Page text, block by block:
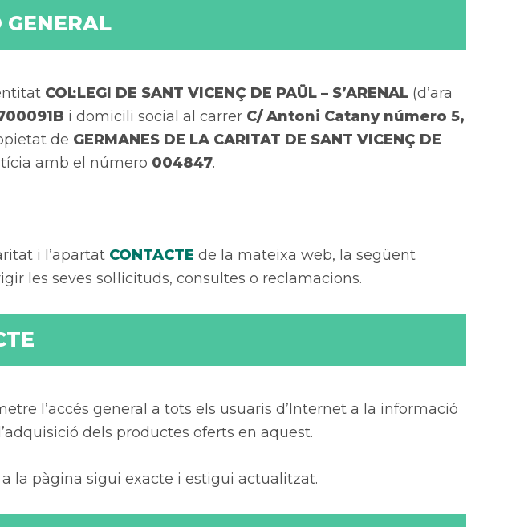
COL·LEGI DE SANT VICENÇ DE PAÜL – S’ARENAL (d’ara
i domicili social al carrer C/ Antoni Catany número 5,
de GERMANES DE LA CARITAT DE SANT VICENÇ DE
amb el número 004847.
i l’apartat CONTACTE de la mateixa web, la següent
les seves sol·licituds, consultes o reclamacions.
l’accés general a tots els usuaris d’Internet a la informació
dels productes oferts en aquest.
la pàgina sigui exacte i estigui actualitzat.